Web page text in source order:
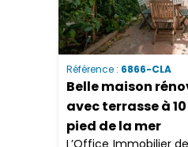
Référence : 6866-CLA
Belle maison
avec terrasse à
pied de la mer